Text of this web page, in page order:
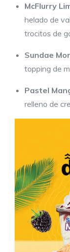
McFlurry
helado de
trocitos de
Sundae
topping de
Pastel
relleno de